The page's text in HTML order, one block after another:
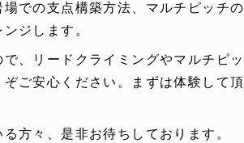
での支点構築方法、マルチピッチの
ジします。
、リードクライミングやマルチピッ
ご安心ください。まずは体験して頂
方々、是非お待ちしております。